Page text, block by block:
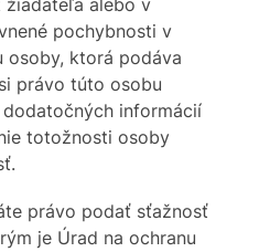
pochybnosti v
osoby, ktorá podáva
právo túto osobu
informácií
totožnosti osoby
právo podať sťažnosť
je Úrad na ochranu